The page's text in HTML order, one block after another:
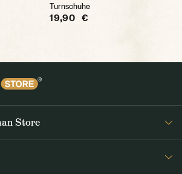
Turnschuhe
19,90 €
Store